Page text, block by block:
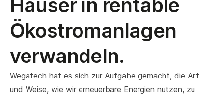
Häuser in rentable
Ökostromanlagen
verwandeln.
Wegatech hat es sich zur Aufgabe gemacht, die Art
und Weise, wie wir erneuerbare Energien nutzen, zu